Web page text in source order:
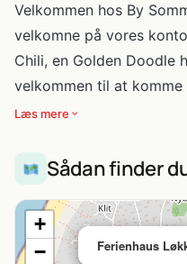
Velkommen hos By
velkomne på vores
Chili, en Golden Doodle
velkommen til at
Læs mere
Sådan finder
Ferienhaus
+
−